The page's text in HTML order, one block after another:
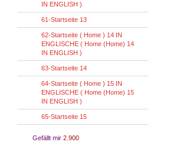
IN ENGLISH )
61-Startseite 13
62-Startseite ( Home ) 14 IN
ENGLISCHE ( Home (Home) 14
IN ENGLISH )
63-Startseite 14
64-Startseite ( Home ) 15 IN
ENGLISCHE ( Home (Home) 15
IN ENGLISH )
65-Startseite 15
Gefällt mir 2.900